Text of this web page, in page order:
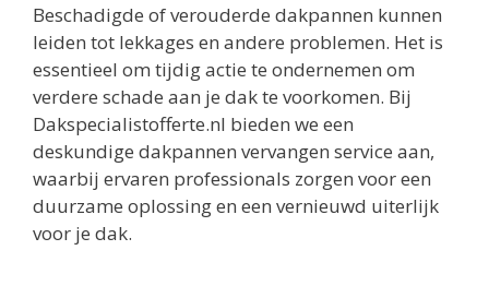
Beschadigde of verouderde dakpannen kunnen
leiden tot lekkages en andere problemen. Het is
essentieel om tijdig actie te ondernemen om
verdere schade aan je dak te voorkomen. Bij
Dakspecialistofferte.nl bieden we een
deskundige dakpannen vervangen service aan,
waarbij ervaren professionals zorgen voor een
duurzame oplossing en een vernieuwd uiterlijk
voor je dak.